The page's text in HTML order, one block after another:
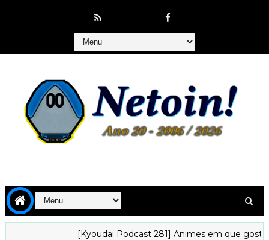
[Kyoudai Podcast 281] Animes em que